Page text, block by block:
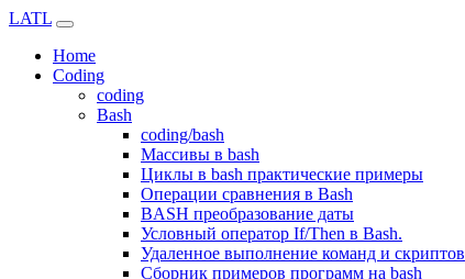
LATL
Home
Coding
coding
Bash
coding/bash
Массивы в bash
Циклы в bash практические примеры
Операции сравнения в Bash
BASH преобразование даты
Условный оператор If/Then в Bash.
Удаленное выполнение команд и скриптов
Сборник примеров программ на bash